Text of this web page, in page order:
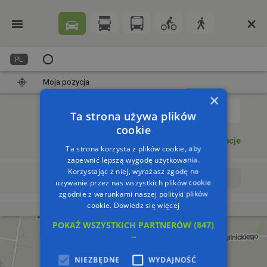
PL
Moja pozycja
Opcje
Wyrusz teraz Wyrusz o:
×
Ta strona używa plików
cookie
Ta strona korzysta z plików cookie, aby
zapewnić lepszą wygodę użytkowania.
Korzystając z niej, wyrażasz zgodę na
używanie przez nas wszystkich plików cookie
zgodnie z warunkami naszej polityki plików
cookie. Dowiedz się więcej
POKAŻ WSZYSTKICH PARTNERÓW(847)
→
NIEZBĘDNE WYDAJNOŚĆ